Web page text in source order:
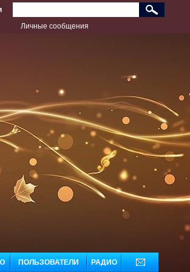
Личные сообщения
ПОЛЬЗОВАТЕЛИ РАДИО
лучшим!